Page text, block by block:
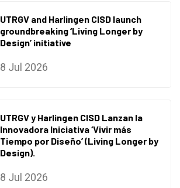
UTRGV and Harlingen CISD launch
groundbreaking ‘Living Longer by
Design’ initiative
8 Jul 2026
UTRGV y Harlingen CISD Lanzan la
Innovadora Iniciativa ‘Vivir más
Tiempo por Diseño’ (Living Longer by
Design).
8 Jul 2026